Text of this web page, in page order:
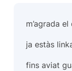
m’agrada el
ja estàs
fins aviat